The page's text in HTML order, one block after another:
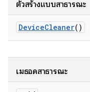
ตัวสร้างแบบสาธารณะ
DeviceCleaner()
เมธอดสาธารณะ